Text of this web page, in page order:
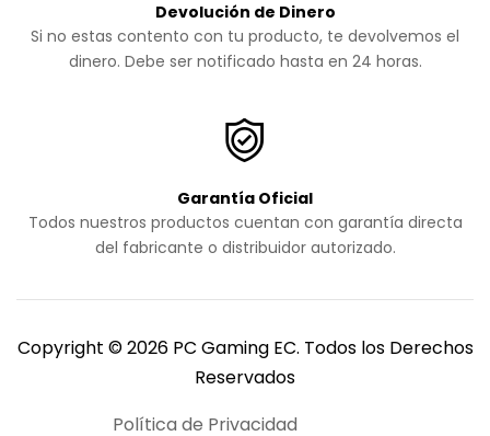
Devolución de Dinero
Si no estas contento con tu producto, te devolvemos el
dinero. Debe ser notificado hasta en 24 horas.
Garantía Oficial
Todos nuestros productos cuentan con garantía directa
del fabricante o distribuidor autorizado.
Copyright © 2026 PC Gaming EC. Todos los Derechos
Reservados
Política de Privacidad